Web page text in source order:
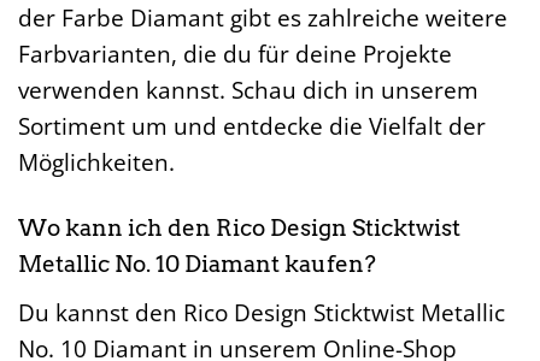
der Farbe Diamant gibt es zahlreiche weitere
Farbvarianten, die du für deine Projekte
verwenden kannst. Schau dich in unserem
Sortiment um und entdecke die Vielfalt der
Möglichkeiten.
Wo kann ich den Rico Design Sticktwist
Metallic No. 10 Diamant kaufen?
Du kannst den Rico Design Sticktwist Metallic
No. 10 Diamant in unserem Online-Shop